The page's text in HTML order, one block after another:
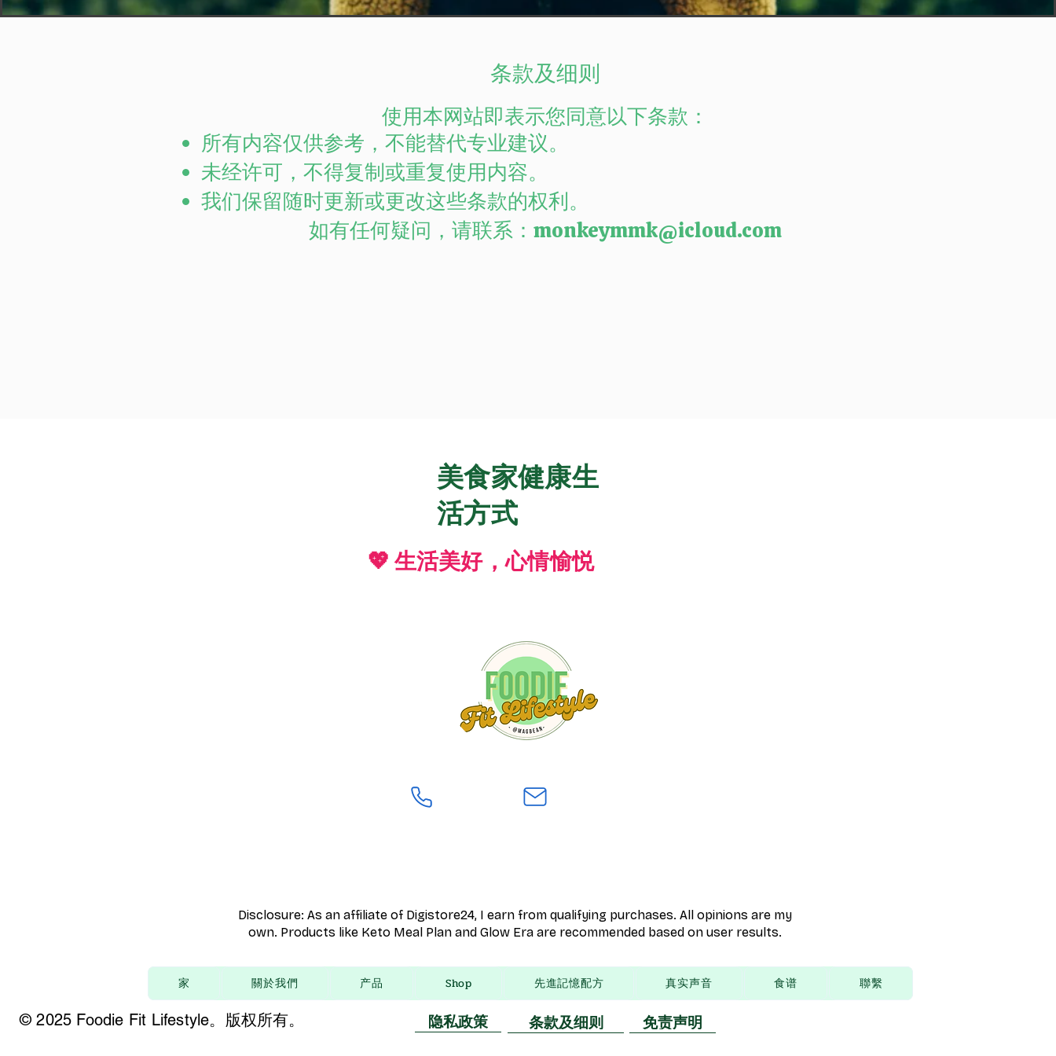
条款及细则
使用本网站即表示您同意以下条款：
所有内容仅供参考，不能替代专业建议。
未经许可，不得复制或重复使用内容。
我们保留随时更新或更改这些条款的权利。
如有任何疑问，请联系： monkeymmk@icloud.com
美食家健康生
活方式
💖 生活美好，心情愉悦
Disclosure: As an affiliate of Digistore24, I earn from qualifying purchases. All opinions are my
own. Products like Keto Meal Plan and Glow Era are recommended based on user results.
家 關於我們 产品 Shop 先進記憶配方 真实声音 食谱 聯繫
© 2025 Foodie Fit Lifestyle。版权所有。 隐私政策 条款及细则 免责声明